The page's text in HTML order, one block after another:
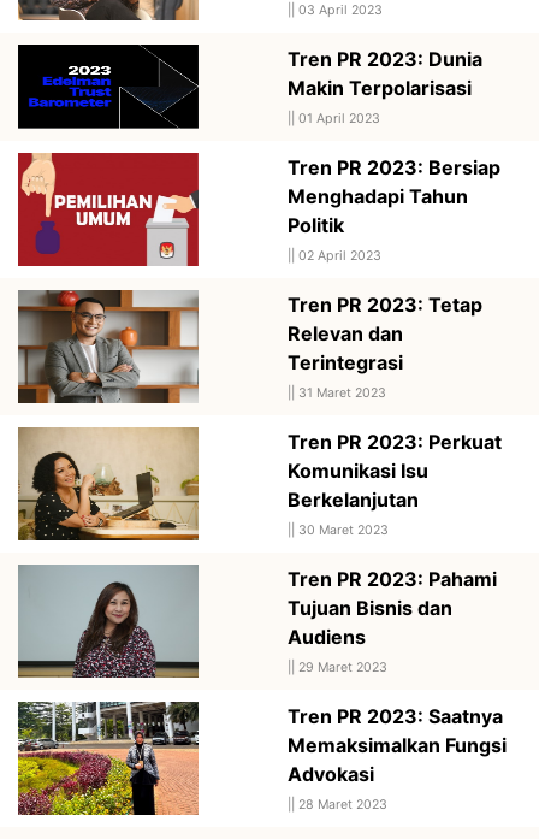
03 April 2023
Tren PR 2023: Dunia
Makin Terpolarisasi
01 April 2023
Tren PR 2023: Bersiap
Menghadapi Tahun
Politik
02 April 2023
Tren PR 2023: Tetap
Relevan dan
Terintegrasi
31 Maret 2023
Tren PR 2023: Perkuat
Komunikasi Isu
Berkelanjutan
30 Maret 2023
Tren PR 2023: Pahami
Tujuan Bisnis dan
Audiens
29 Maret 2023
Tren PR 2023: Saatnya
Memaksimalkan Fungsi
Advokasi
28 Maret 2023